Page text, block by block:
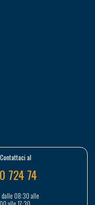
al
724 74
dalle 08:30 alle